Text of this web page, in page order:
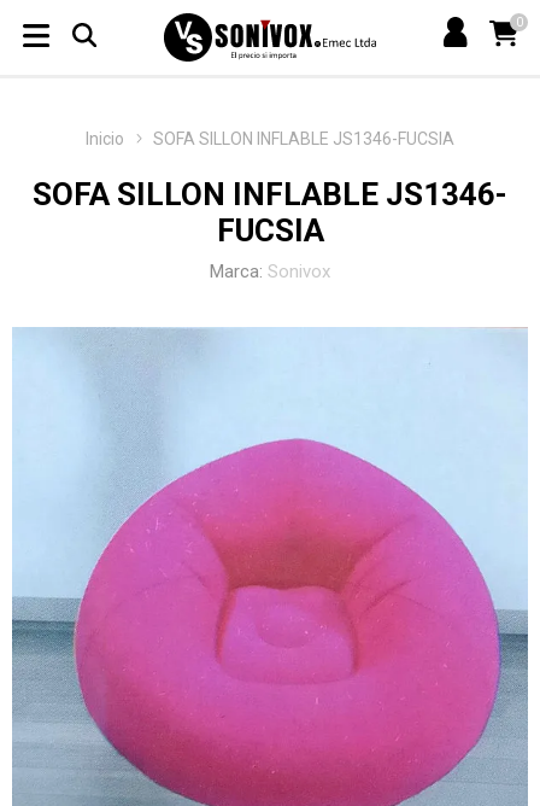
0
Inicio SOFA SILLON INFLABLE JS1346-FUCSIA
SOFA SILLON INFLABLE JS1346-
FUCSIA
Marca: Sonivox